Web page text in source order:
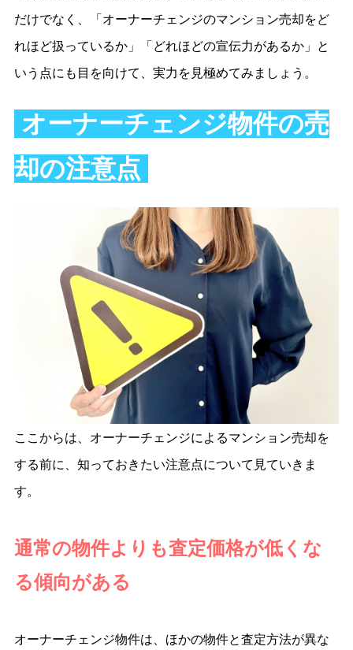
だけでなく、「オーナーチェンジのマンション売却をど
れほど扱っているか」「どれほどの宣伝力があるか」と
いう点にも目を向けて、実力を見極めてみましょう。
オーナーチェンジ物件の売
却の注意点
ここからは、オーナーチェンジによるマンション売却を
する前に、知っておきたい注意点について見ていきま
す。
通常の物件よりも査定価格が低くな
る傾向がある
オーナーチェンジ物件は、ほかの物件と査定方法が異な